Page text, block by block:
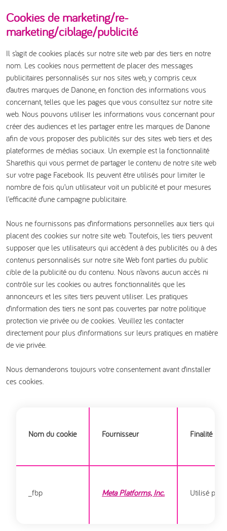
Cookies de marketing/re-
marketing/ciblage/publicité
Il s’agit de cookies placés sur notre site web par des tiers en notre
nom. Les cookies nous permettent de placer des messages
publicitaires personnalisés sur nos sites web, y compris ceux
d’autres marques de Danone, en fonction des informations vous
concernant, telles que les pages que vous consultez sur notre site
web. Nous pouvons utiliser les informations vous concernant pour
créer des audiences et les partager entre les marques de Danone
afin de vous proposer des publicités sur des sites web tiers et des
plateformes de médias sociaux. Un exemple est la fonctionnalité
Sharethis qui vous permet de partager le contenu de notre site web
sur votre page Facebook. Ils peuvent être utilisés pour limiter le
nombre de fois qu’un utilisateur voit un publicité et pour mesures
l’efficacité d’une campagne publicitaire.
Nous ne fournissons pas d’informations personnelles aux tiers qui
placent des cookies sur notre site web. Toutefois, les tiers peuvent
supposer que les utilisateurs qui accèdent à des publicités ou à des
contenus personnalisés sur notre site Web font parties du public
cible de la publicité ou du contenu. Nous n’avons aucun accès ni
contrôle sur les cookies ou autres fonctionnalités que les
annonceurs et les sites tiers peuvent utiliser. Les pratiques
d’information des tiers ne sont pas couvertes par notre politique
protection vie privée ou de cookies. Veuillez les contacter
directement pour plus d’informations sur leurs pratiques en matière
de vie privée.
Nous demanderons toujours votre consentement avant d’installer
ces cookies.
Nom du cookie Fournisseur Finalité
_fbp Meta Platforms, Inc. Utilisé par